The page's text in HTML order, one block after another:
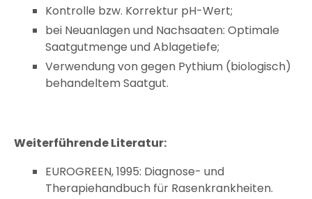
Kontrolle bzw. Korrektur pH-Wert;
bei Neuanlagen und Nachsaaten: Optimale
Saatgutmenge und Ablagetiefe;
Verwendung von gegen Pythium (biologisch)
behandeltem Saatgut.
Weiterführende Literatur:
EUROGREEN, 1995: Diagnose- und
Therapiehandbuch für Rasenkrankheiten.